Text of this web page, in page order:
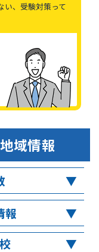
い、受験対策って
域情報
報